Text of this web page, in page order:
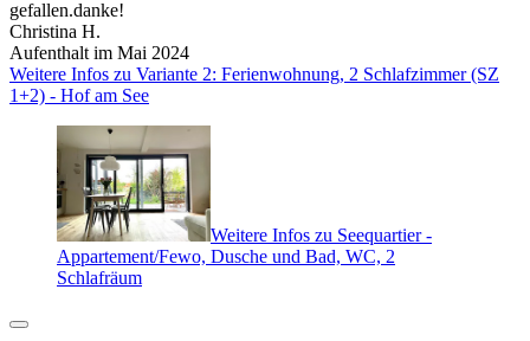
gefallen.danke!
Christina H.
Aufenthalt im Mai 2024
Weitere Infos zu Variante 2: Ferienwohnung, 2 Schlafzimmer (SZ
1+2) - Hof am See
Weitere Infos zu Seequartier -
Appartement/Fewo, Dusche und Bad, WC, 2
Schlafräum